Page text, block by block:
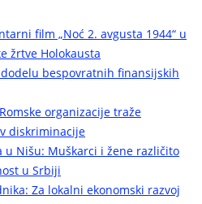
film „Noć 2. avgusta 1944“ u
žrtve Holokausta
bespovratnih finansijskih
organizacije traže
diskriminacije
u Nišu: Muškarci i žene različito
u Srbiji
Za lokalni ekonomski razvoj